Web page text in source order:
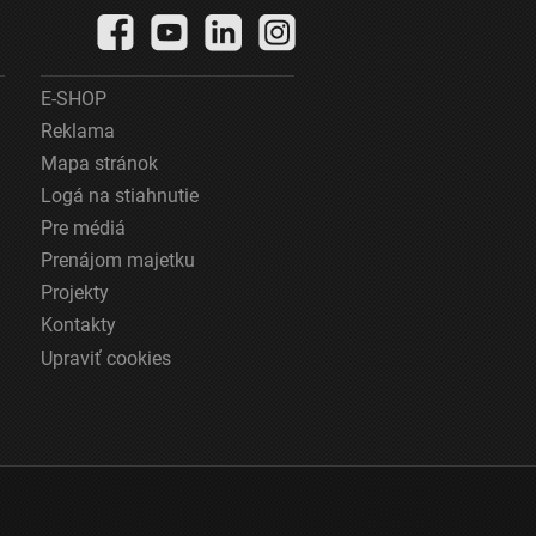
E-SHOP
Reklama
Mapa stránok
Logá na stiahnutie
Pre médiá
Prenájom majetku
Projekty
Kontakty
Upraviť cookies